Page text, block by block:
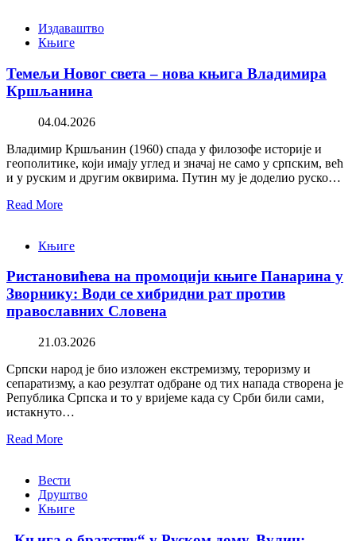
Издаваштво
Књиге
Темељи Новог света – нова књига Владимира
Кршљанина
04.04.2026
Владимир Кршљанин (1960) спада у филозофе историје и
геополитике, који имају углед и значај не само у српским, већ
и у руским и другим оквирима. Путин му је доделио руско…
Read More
Књиге
Ристановићева на промоцији књиге Панарина у
Зворнику: Води се хибридни рат против
православних Словена
21.03.2026
Српски народ је био изложен екстремизму, тероризму и
сепаратизму, а као резултат одбране од тих напада створена је
Република Српска и то у вријеме када су Срби били сами,
истакнуто…
Read More
Вести
Друштво
Књиге